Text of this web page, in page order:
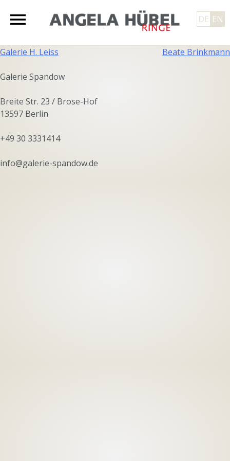
Angela Hübel
DE EN
Post
navigation
Galerie H. Leiss Beate Brinkmann
Galerie Spandow
Breite Str. 23 / Brose-Hof
13597 Berlin
+49 30 3331414‬
info@galerie-spandow.de